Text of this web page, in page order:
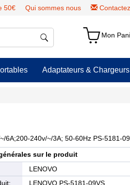
50€ Qui sommes nous
Mon
Adaptateurs & Chargeurs
6A;200-240v/~/3A; 50-60Hz PS-5181-
sur le produit
LENOVO
LENOVO PS-5181-09VS